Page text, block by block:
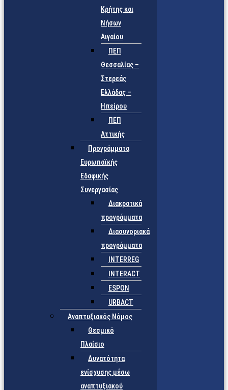
Κρήτης και
Νήσων
Αιγαίου
ΠΕΠ
Θεσσαλίας –
Στερεάς
Ελλάδας –
Ηπείρου
ΠΕΠ
Αττικής
Προγράμματα
Ευρωπαϊκής
Εδαφικής
Συνεργασίας
Διακρατικά
προγράμματα
Διασυνοριακά
προγράμματα
INTERREG
INTERACT
ESPON
URBACT
Αναπτυξιακός Νόμος
Θεσμικό
Πλαίσιο
Δυνατότητα
ενίσχυσης μέσω
αναπτυξιακού